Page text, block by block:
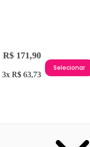
R$ 171,90
3x R$ 63,73
Selecionar